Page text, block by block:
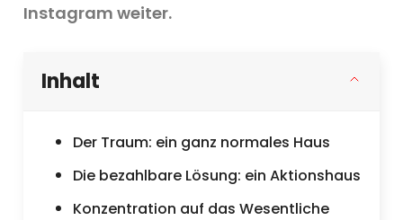
Instagram weiter.
Inhalt
Der Traum: ein ganz normales Haus
Die bezahlbare Lösung: ein Aktionshaus
Konzentration auf das Wesentliche